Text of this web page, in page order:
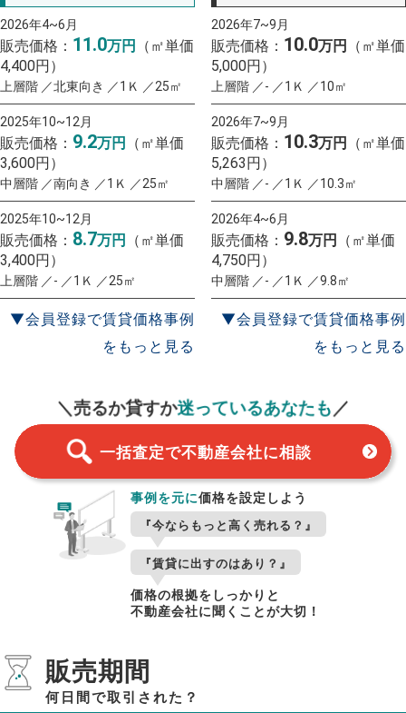
2026年4~6月
販売価格： 11.0万円
（㎡単価
4,400円）
上層階 ／北東向き ／1Ｋ ／25㎡
2025年10~12月
販売価格： 9.2万円
（㎡単価
3,600円）
中層階 ／南向き ／1Ｋ ／25㎡
2025年10~12月
販売価格： 8.7万円
（㎡単価
3,400円）
上層階 ／- ／1Ｋ ／25㎡
▼会員登録で賃貸価格事例
をもっと見る
2026年7~9月
販売価格： 10.0万円
（㎡単価
5,000円）
上層階 ／- ／1Ｋ ／10㎡
2026年7~9月
販売価格： 10.3万円
（㎡単価
5,263円）
中層階 ／- ／1Ｋ ／10.3㎡
2026年4~6月
販売価格： 9.8万円
（㎡単価
4,750円）
中層階 ／- ／1Ｋ ／9.8㎡
▼会員登録で賃貸価格事例
をもっと見る
＼売るか貸すか迷っているあなたも ／
一括査定で不動産会社に相談
事例を元に価格を設定しよう
『今ならもっと高く売れる？』
『賃貸に出すのはあり？』
価格の根拠をしっかりと
不動産会社に聞くことが大切！
販売期間
何日間で取引された？